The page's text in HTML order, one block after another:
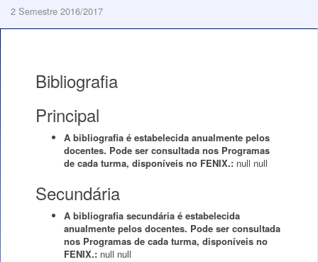
2 Semestre 2016/2017
Bibliografia
Principal
A bibliografia é estabelecida anualmente pelos
docentes. Pode ser consultada nos Programas
de cada turma, disponíveis no FENIX.: null null
Secundária
A bibliografia secundária é estabelecida
anualmente pelos docentes. Pode ser consultada
nos Programas de cada turma, disponíveis no
FENIX.: null null